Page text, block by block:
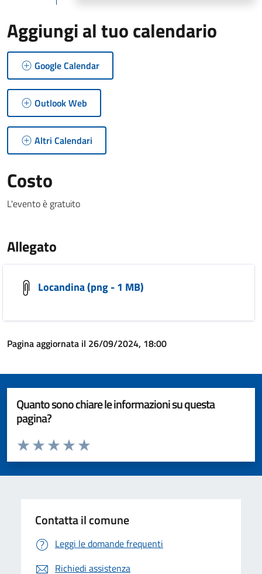
Aggiungi al tuo calendario
Google Calendar
Outlook Web
Altri Calendari
Costo
L'evento è gratuito
Allegato
Locandina (png - 1 MB)
Pagina aggiornata il 26/09/2024, 18:00
Quanto sono chiare le informazioni su questa
pagina?
Valuta da 1 a 5 stelle la pagina
Valuta 5 stelle su 5
Valuta 4 stelle su 5
Valuta 3 stelle su 5
Valuta 2 stelle su 5
Valuta 1 stelle su 5
Contatta il comune
Leggi le domande frequenti
Richiedi assistenza